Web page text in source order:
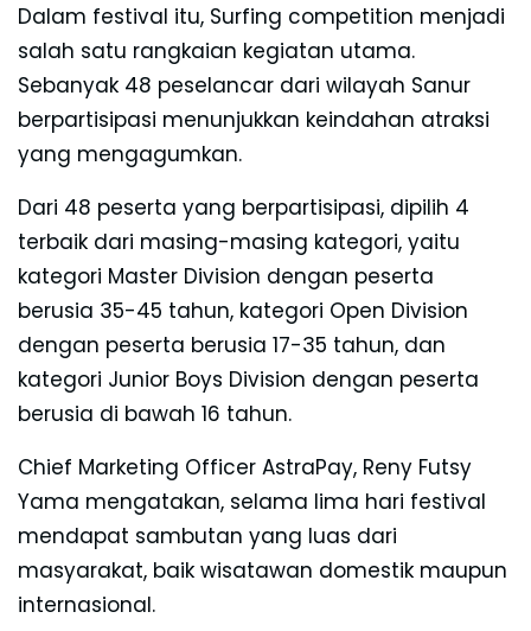
Dalam festival itu, Surfing competition menjadi
salah satu rangkaian kegiatan utama.
Sebanyak 48 peselancar dari wilayah Sanur
berpartisipasi menunjukkan keindahan atraksi
yang mengagumkan.
Dari 48 peserta yang berpartisipasi, dipilih 4
terbaik dari masing-masing kategori, yaitu
kategori Master Division dengan peserta
berusia 35-45 tahun, kategori Open Division
dengan peserta berusia 17-35 tahun, dan
kategori Junior Boys Division dengan peserta
berusia di bawah 16 tahun.
Chief Marketing Officer AstraPay, Reny Futsy
Yama mengatakan, ‎selama lima hari festival
mendapat sambutan yang luas dari
masyarakat, baik wisatawan domestik maupun
internasional.